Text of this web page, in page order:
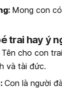
Mong con
trai hay ý
Tên cho con
và tài đức.
Con là người